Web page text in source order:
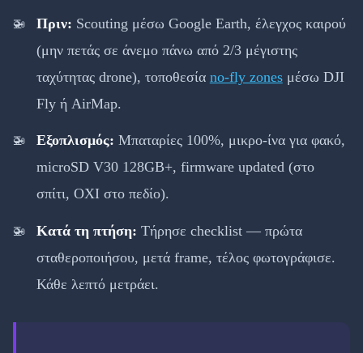
Πριν: Scouting μέσω Google Earth, έλεγχος καιρού
(μην πετάς σε άνεμο πάνω από 2/3 μέγιστης
ταχύτητας drone), τοποθεσία no-fly zonesμέσω DJI
Fly ή AirMap.
Εξοπλισμός: Μπαταρίες 100%, μικρο-ίνα για φακό,
microSD V30 128GB+, firmware updated (στο
σπίτι, ΟΧΙ στο πεδίο).
Κατά τη πτήση: Τήρησε checklist — πρώτα
σταθεροποιήσου, μετά frame, τέλος φωτογράφισε.
Κάθε λεπτό μετράει.